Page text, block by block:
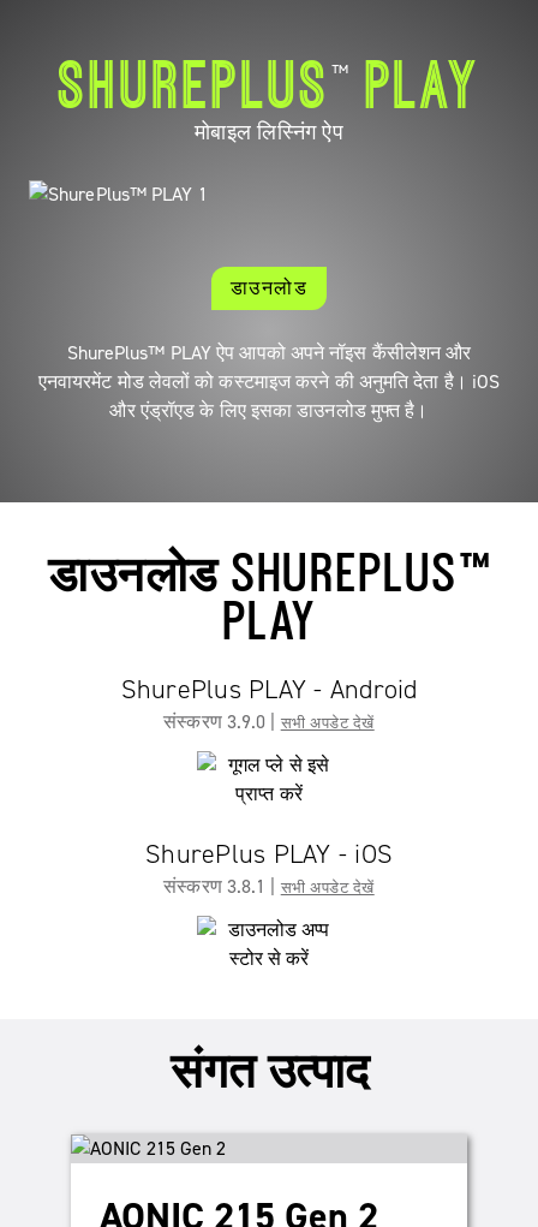
SHUREPLUS ™PLAY
मोबाइल लिस्निंग ऐप
डाउनलोड
ShurePlus™ PLAY ऐप आपको अपने नॉइस कैंसीलेशन और
एनवायरमेंट मोड लेवलों को कस्टमाइज करने की अनुमति देता है। iOS
और एंड्रॉएड के लिए इसका डाउनलोड मुफ्त है।
डाउनलोड SHUREPLUS™
PLAY
ShurePlus PLAY - Android
संस्करण 3.9.0 | सभी अपडेट देखें
ShurePlus PLAY - iOS
संस्करण 3.8.1 | सभी अपडेट देखें
संगत उत्पाद
AONIC 215 Gen 2